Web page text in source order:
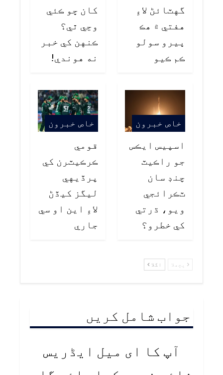
گهٽائڻ لاءِ
هفتي ۾ هڪ
ڀيرو سولو
ڪم ڪيو
کان ڇو ڪئي
وڃي ٿي؟
ڪنهن کي خبر
نه هوندي!
خاص خبرون
اسپيس ايڪس
جو راڪيٽ
چنڊ سان
ٽڪرائجي
ويو، ڌرتي
کي خطرو؟
خاص خبرون
قومي
ڪرڪيٽرن کي
پرڏيهي
ليگز کيڏڻ
لاءِ اين او سي
جاري
پچھلا اگلا
جواب شامل کریں
آپ کا ای میل ایڈریس